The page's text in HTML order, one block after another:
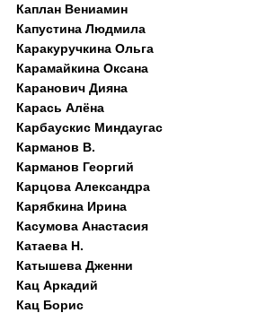
Каплан Вениамин
Капустина Людмила
Каракуручкина Ольга
Карамайкина Оксана
Каранович Дияна
Карась Алёна
Карбаускис Миндаугас
Карманов В.
Карманов Георгий
Карцова Александра
Карябкина Ирина
Касумова Анастасия
Катаева Н.
Катышева Дженни
Кац Аркадий
Кац Борис